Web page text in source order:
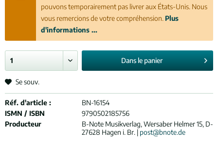
pouvons temporairement pas livrer aux États-Unis. Nous
vous remercions de votre compréhension. Plus
d'informations ...
Dans le panier
Se souv.
Réf. d'article :
BN-16154
ISMN / ISBN
9790502185756
Producteur
B-Note Musikverlag, Wersaber Helmer 15, D-
27628 Hagen i. Br. | post@bnote.de